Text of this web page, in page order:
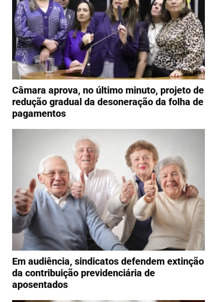
Câmara aprova, no último minuto, projeto de
redução gradual da desoneração da folha de
pagamentos
Em audiência, sindicatos defendem extinção
da contribuição previdenciária de
aposentados